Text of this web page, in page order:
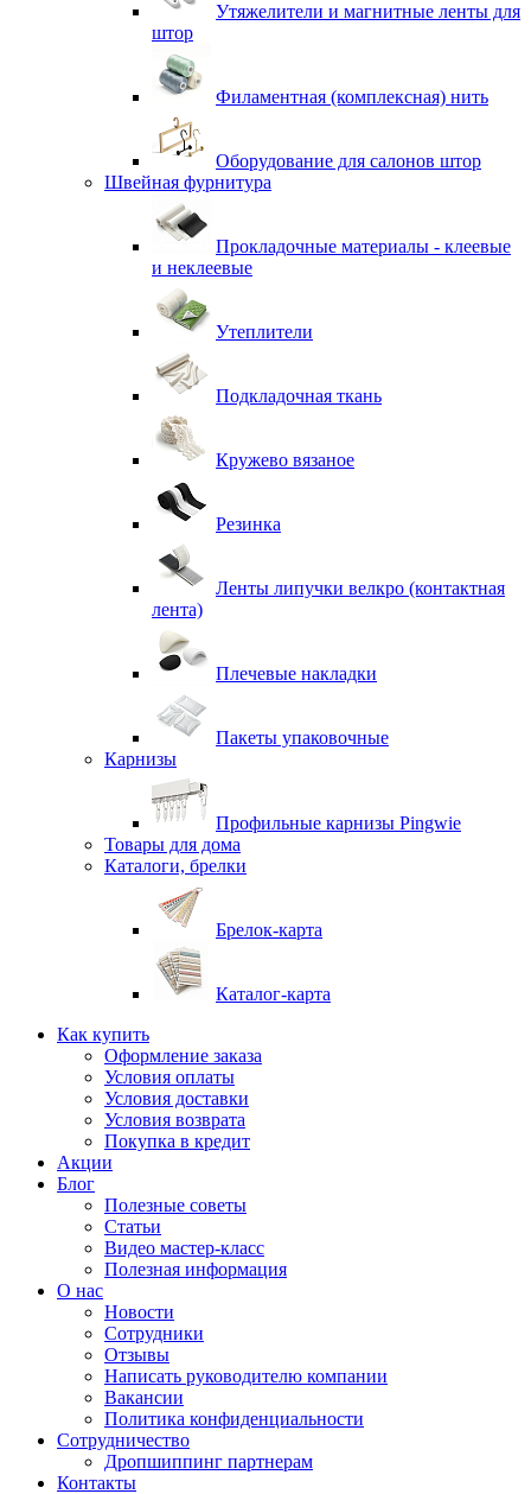
Утяжелители и магнитные ленты для
штор
Филаментная (комплексная) нить
Оборудование для салонов штор
Швейная фурнитура
Прокладочные материалы - клеевые
и неклеевые
Утеплители
Подкладочная ткань
Кружево вязаное
Резинка
Ленты липучки велкро (контактная
лента)
Плечевые накладки
Пакеты упаковочные
Карнизы
Профильные карнизы Pingwie
Товары для дома
Каталоги, брелки
Брелок-карта
Каталог-карта
Как купить
Оформление заказа
Условия оплаты
Условия доставки
Условия возврата
Покупка в кредит
Акции
Блог
Полезные советы
Статьи
Видео мастер-класс
Полезная информация
О нас
Новости
Сотрудники
Отзывы
Написать руководителю компании
Вакансии
Политика конфиденциальности
Сотрудничество
Дропшиппинг партнерам
Контакты